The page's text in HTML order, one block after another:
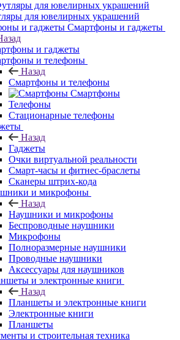
для ювелирных украшений
Смартфоны и гаджеты
и гаджеты
и телефоны
Назад
Смартфоны и телефоны
Смартфоны
Телефоны
Стационарные телефоны
Назад
Гаджеты
Очки виртуальной реальности
Смарт-часы и фитнес-браслеты
Сканеры штрих-кода
и микрофоны
Назад
Наушники и микрофоны
Беспроводные наушники
Микрофоны
Полноразмерные наушники
Проводные наушники
Аксессуары для наушников
и электронные книги
Назад
Планшеты и электронные книги
Электронные книги
Планшеты